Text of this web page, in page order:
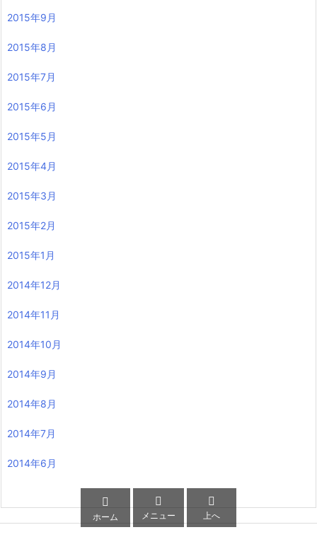
2015年9月
2015年8月
2015年7月
2015年6月
2015年5月
2015年4月
2015年3月
2015年2月
2015年1月
2014年12月
2014年11月
2014年10月
2014年9月
2014年8月
2014年7月
2014年6月

ホーム

メニュー

上へ